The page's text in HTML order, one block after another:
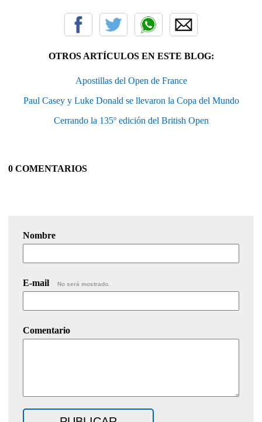
OTROS ARTÍCULOS EN ESTE BLOG:
Apostillas del Open de France
Paul Casey y Luke Donald se llevaron la Copa del Mundo
Cerrando la 135º edición del British Open
0 COMENTARIOS
Nombre
E-mail No será mostrado.
Comentario